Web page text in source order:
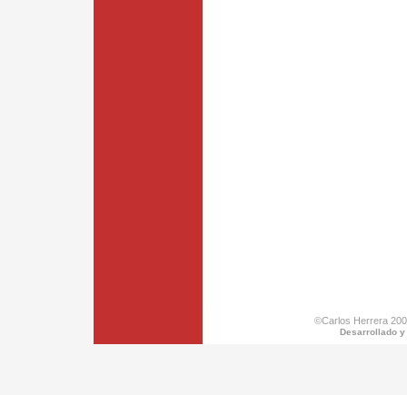
©Carlos Herrera
Desarrollado